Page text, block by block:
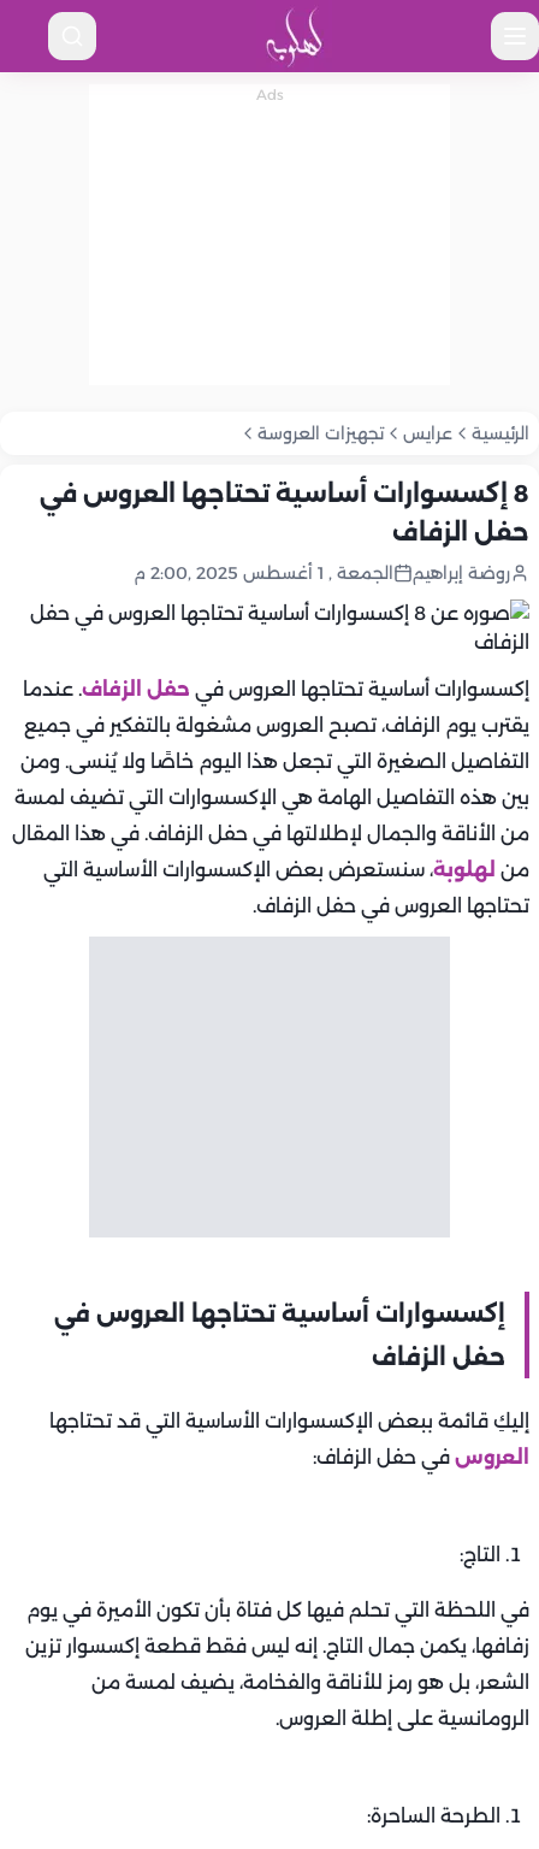
الرئيسية عرايس تجهيزات العروسة
8 إكسسوارات أساسية تحتاجها العروس في
حفل الزفاف
روضة إبراهيم الجمعة , 1 أغسطس 2025 ,2:00 م
إكسسوارات أساسية تحتاجها العروس في حفل الزفاف. عندما
يقترب يوم الزفاف، تصبح العروس مشغولة بالتفكير في جميع
التفاصيل الصغيرة التي تجعل هذا اليوم خاصًا ولا يُنسى. ومن
بين هذه التفاصيل الهامة هي الإكسسوارات التي تضيف لمسة
من الأناقة والجمال لإطلالتها في حفل الزفاف. في هذا المقال
من لهلوبة، سنستعرض بعض الإكسسوارات الأساسية التي
تحتاجها العروس في حفل الزفاف.
إكسسوارات أساسية تحتاجها العروس في
حفل الزفاف
إليكِ قائمة ببعض الإكسسوارات الأساسية التي قد تحتاجها
العروس في حفل الزفاف:
التاج:
في اللحظة التي تحلم فيها كل فتاة بأن تكون الأميرة في يوم
زفافها، يكمن جمال التاج. إنه ليس فقط قطعة إكسسوار تزين
الشعر، بل هو رمز للأناقة والفخامة، يضيف لمسة من
الرومانسية على إطلة العروس.
الطرحة الساحرة: